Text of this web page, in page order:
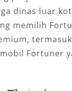
dinas luar
memilih
Fortuner